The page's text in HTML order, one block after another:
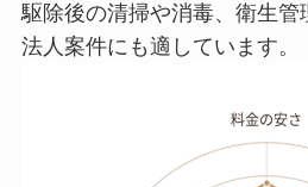
駆除後の清掃や消毒、衛生管
法人案件にも適しています。